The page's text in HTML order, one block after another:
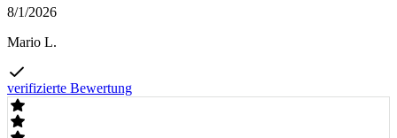
8/1/2026
Mario L.
verifizierte Bewertung